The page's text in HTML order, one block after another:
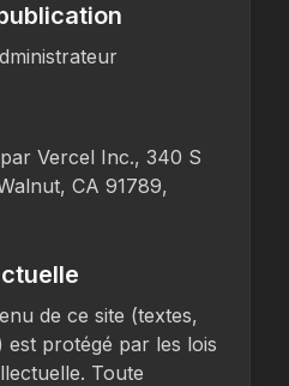
Vercel Inc., 340 S
CA 91789,
de ce site (textes,
est protégé par les lois
Toute